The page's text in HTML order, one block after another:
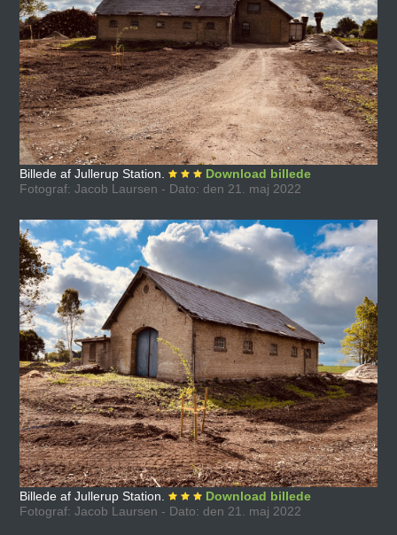
Billede af Jullerup Station.
Download billede
Fotograf: Jacob Laursen - Dato: den 21. maj 2022
Billede af Jullerup Station.
Download billede
Fotograf: Jacob Laursen - Dato: den 21. maj 2022